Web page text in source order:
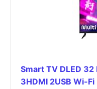
Smart TV DLED
3HDMI 2USB Wi-Fi